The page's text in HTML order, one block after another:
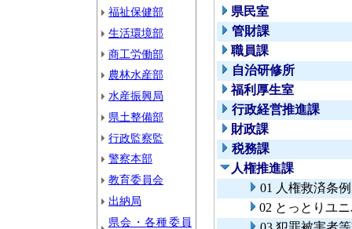
福祉保健部
生活環境部
商工労働部
農林水産部
水産振興局
県土整備部
行政監察監
警察本部
教育委員会
出納局
県会・各種委員
県民室
管財課
職員課
自治研修所
福利厚生室
行政経営推進課
財政課
税務課
人権推進課
01 人権救済条
02 とっとりユ